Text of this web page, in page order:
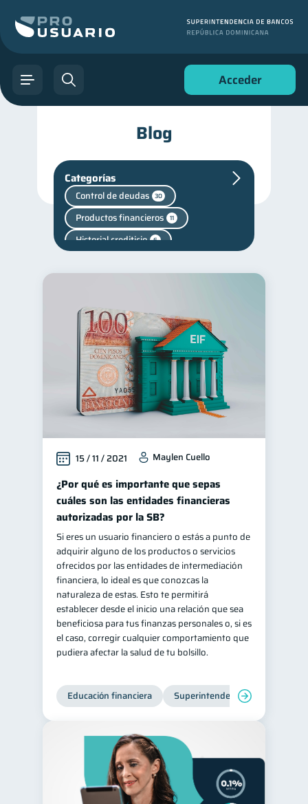
Acceder
Blog
Categorías
Control de deudas 30
Productos financieros 11
Historial crediticio 6
Fraudes
Finanzas personales 44
Manejo de deudas 31
Educación financiera 31
Finanzas para jóvenes 30
Finanzas familiares 25
Inclusión financiera 22
Bienestar financiero 22
Finanzas para mujeres 20
Seguridad financiera 13
Salud financiera
Organización Financiera 10
Deudas 10
Entidad financiera 8
Préstamos 8 Ahorro 8
Consejos 6
Tarjeta de crédito 6
Servicios
Superintendencia de Bancos
Vacaciones 2
Cuenta Abandonada 2
15 / 11 / 2021 Maylen Cuello
¿Por qué es importante que sepas
cuáles son las entidades financieras
autorizadas por la SB?
Si eres un usuario financiero o estás a punto de
adquirir alguno de los productos o servicios
ofrecidos por las entidades de intermediación
financiera, lo ideal es que conozcas la
naturaleza de estas. Esto te permitirá
establecer desde el inicio una relación que sea
beneficiosa para tus finanzas personales o, si es
el caso, corregir cualquier comportamiento que
pudiera afectar la salud de tu bolsillo.
Educación financiera Superintendencia de Bancos